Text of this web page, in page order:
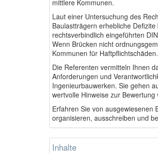
mittlere Kommunen.
Laut einer Untersuchung des
Baulastträgern erhebliche
rechtsverbindlich eingeführten
Wenn Brücken nicht
Kommunen für Haftpflichtschäden.
Die Referenten vermitteln Ihnen
Anforderungen und
Ingenieurbauwerken. Sie gehen
wertvolle Hinweise zur
Erfahren Sie von ausgewiesenen
organisieren, ausschreiben und
Inhalte